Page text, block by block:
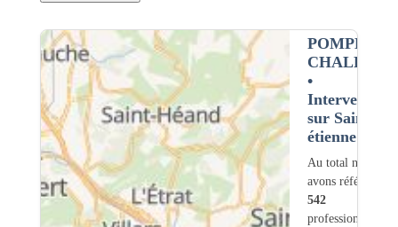
POMPE À
CHALEUR
•
Intervention
sur Saint-
étienne (42)
Au total nous
avons référencé
542
professionnels